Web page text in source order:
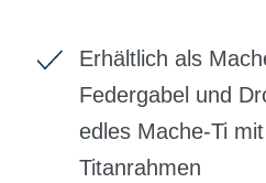
Erhältlich als
Federgabel und
edles Mache-Ti
Titanrahmen